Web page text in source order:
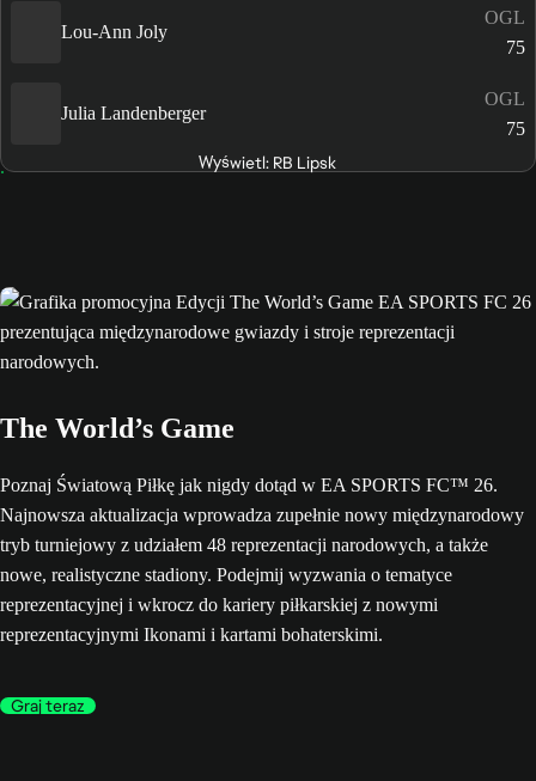
Lou-Ann Joly
OGL
75
Julia Landenberger
OGL
75
Wyświetl: RB Lipsk
The World’s Game
Poznaj Światową Piłkę jak nigdy dotąd w EA SPORTS FC™ 26.
Najnowsza aktualizacja wprowadza zupełnie nowy międzynarodowy
tryb turniejowy z udziałem 48 reprezentacji narodowych, a także
nowe, realistyczne stadiony. Podejmij wyzwania o tematyce
reprezentacyjnej i wkrocz do kariery piłkarskiej z nowymi
reprezentacyjnymi Ikonami i kartami bohaterskimi.
Graj teraz